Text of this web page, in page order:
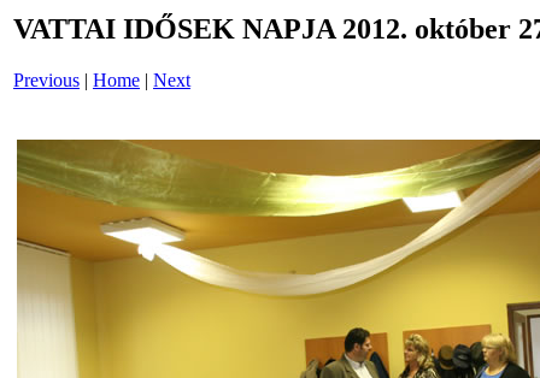
VATTAI IDŐSEK NAPJA 2012. október
Previous | Home | Next